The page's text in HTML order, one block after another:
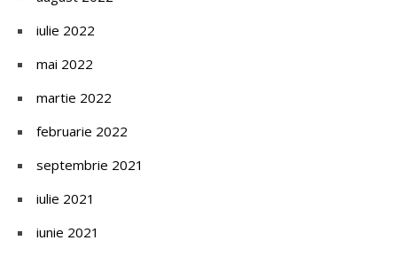
iulie 2022
mai 2022
martie 2022
februarie 2022
septembrie 2021
iulie 2021
iunie 2021